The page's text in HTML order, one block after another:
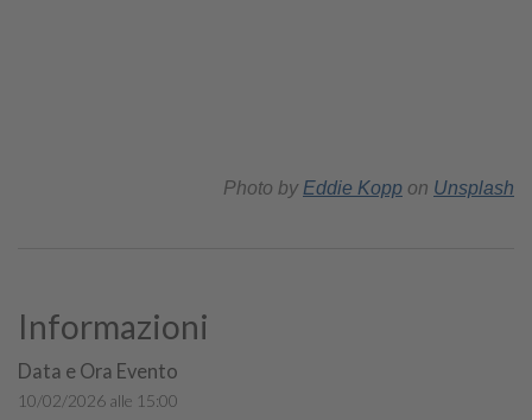
Photo by Eddie Kopp on Unsplash
Informazioni
Data e Ora Evento
10/02/2026 alle 15:00